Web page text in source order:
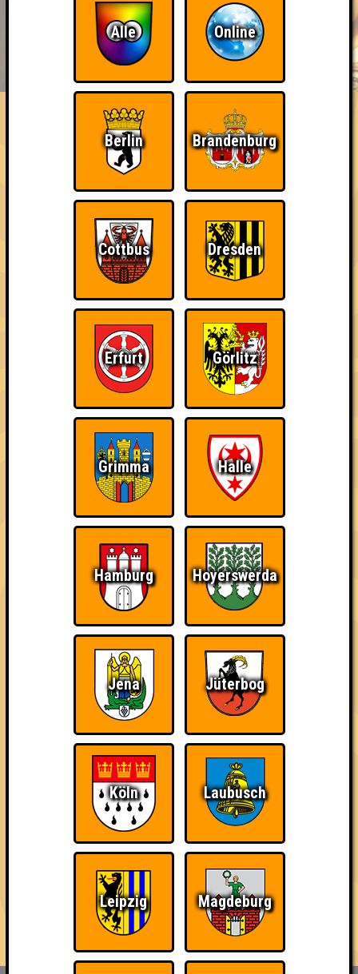
HIGHSCORE RESERVIERUNG
FAQ ÜBER UNS
Nepomuk Quiznight #106
Das Kneipenquiz in Plagwitz · 13.05.2026 · Nepomuk
Angemeldete Teams
Wir dürfen euch die kleine aber feine "Nepomuk Quiznight" in
Plagwitz präsentieren.
Abwechselnd ausgetüftelt und präsentiert von unseren guten
Freunden Hiero, Felix, Eva & Richard erwarten euch fünf Runden
mit jeweils bis zu 10 Fragen in den verschiedensten Formen,
Farben und Schwierigkeitsgraden.
Der Platz ist begrenzt, also reserviert am besten schnell einen
Tisch für euer Team, das maximal aus acht Personen bestehen
darf - Link in der Bio!
...und wenn du Bock hast, auch mal ein Quiz zu hosten, dann
melde dich einfach bei uns - wir sind immer auf der Suche nach
neuen Quizmaster*innen 🥰
🌐 www.quizlabor.de
🏨 Nepomuk | Zschochersche Str. 57, 04229 Leipzig
📅 (fast) jede Woche
🕢 Einlass: 19:00 Uhr
🕗 Beginn: 19:30 Uhr
⁉ 5 Runden mit verschiedenen Kategorien
Alle Online
Berlin Brandenburg
Cottbus Dresden
Erfurt Görlitz
Grimma Halle
Hamburg Hoyerswerda
Jena Jüterbog
Köln Laubusch
Leipzig Magdeburg